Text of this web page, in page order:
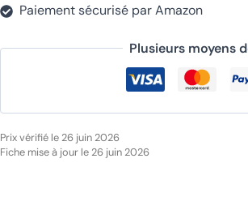
Paiement sécurisé par Amazon
Plusieurs moyens
Prix vérifié le 26 juin 2026
Fiche mise à jour le 26 juin 2026